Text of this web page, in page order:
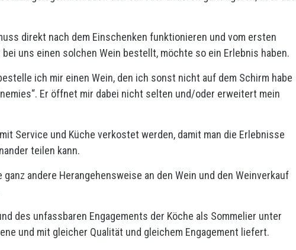
direkt nach dem Einschenken funktionieren und vom ersten
uns einen solchen Wein bestellt, möchte so ein Erlebnis haben.
ich mir einen Wein, den ich sonst nicht auf dem Schirm habe
Er öffnet mir dabei nicht selten und/oder erweitert mein
Service und Küche verkostet werden, damit man die Erlebnisse
teilen kann.
ganz andere Herangehensweise an den Wein und den Weinverkauf
des unfassbaren Engagements der Köche als Sommelier unter
und mit gleicher Qualität und gleichem Engagement liefert.